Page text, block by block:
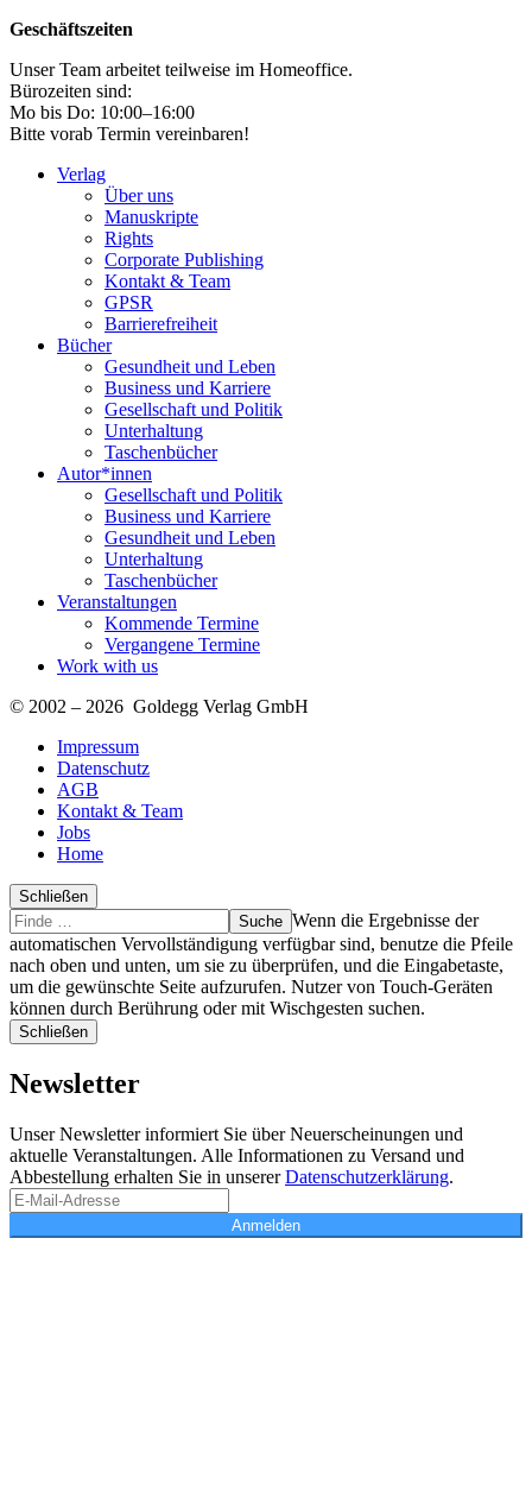
Geschäftszeiten
Unser Team arbeitet teilweise im Homeoffice.
Bürozeiten sind:
Mo bis Do: 10:00–16:00
Bitte vorab Termin vereinbaren!
Verlag
Über uns
Manuskripte
Rights
Corporate Publishing
Kontakt & Team
GPSR
Barrierefreiheit
Bücher
Gesundheit und Leben
Business und Karriere
Gesellschaft und Politik
Unterhaltung
Taschenbücher
Autor*innen
Gesellschaft und Politik
Business und Karriere
Gesundheit und Leben
Unterhaltung
Taschenbücher
Veranstaltungen
Kommende Termine
Vergangene Termine
Work with us
© 2002 – 2026 Goldegg Verlag GmbH
Impressum
Datenschutz
AGB
Kontakt & Team
Jobs
Home
Schließen
Suche
Finde
…
Wenn die Ergebnisse der
automatischen Vervollständigung verfügbar sind, benutze die Pfeile
nach oben und unten, um sie zu überprüfen, und die Eingabetaste,
um die gewünschte Seite aufzurufen. Nutzer von Touch-Geräten
können durch Berührung oder mit Wischgesten suchen.
Schließen
Newsletter
Unser Newsletter informiert Sie über Neuerscheinungen und
aktuelle Veranstaltungen. Alle Informationen zu Versand und
Abbestellung erhalten Sie in unsererDatenschutzerklärung.
Anmelden